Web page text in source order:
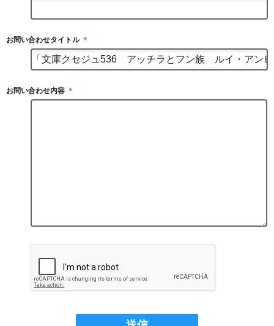
お問い合わせタイトル ＊
お問い合わせ内容 ＊